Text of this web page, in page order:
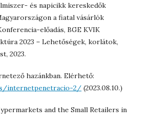
és napicikk kereskedők
a fiatal vásárlók
előadás, BGE KVIK
2023 – Lehetőségek, korlátok,
2023.
hazánkban. Elérhető:
internetpenetracio-2/ (2023.08.10.)
and the Small Retailers in